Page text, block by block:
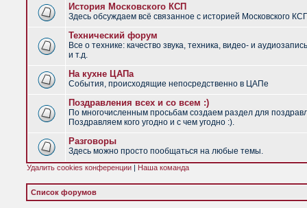
История Московского КСП
Здесь обсуждаем всё связанное с историей Московского
Технический форум
Все о технике: качество звука, техника, видео- и
и т.д.
На кухне ЦАПа
События, происходящие непосредственно в ЦАПе
Поздравления всех и со всем :)
По многочисленным просьбам создаем раздел для
Поздравляем кого угодно и с чем угодно :).
Разговоры
Здесь можно просто пообщаться на любые темы.
Удалить cookies конференции | Наша команда
Список форумов